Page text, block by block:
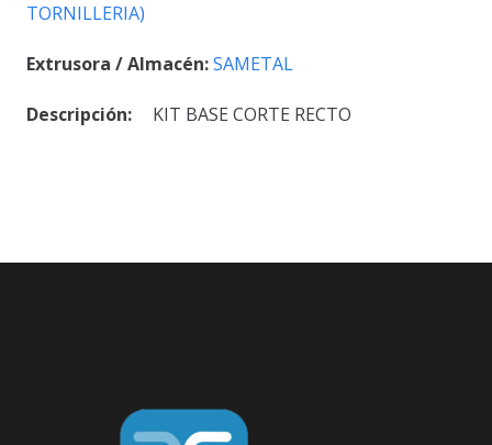
TORNILLERIA)
Extrusora / Almacén:SAMETAL
Descripción: KIT BASE CORTE RECTO